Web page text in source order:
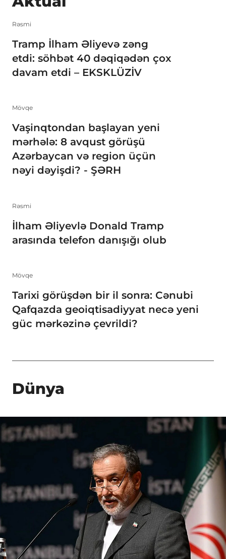
Rəsmi
Tramp İlham Əliyevə zəng
etdi: söhbət 40 dəqiqədən çox
davam etdi – EKSKLÜZİV
Mövqe
Vaşinqtondan başlayan yeni
mərhələ: 8 avqust görüşü
Azərbaycan və region üçün
nəyi dəyişdi? - ŞƏRH
Rəsmi
İlham Əliyevlə Donald Tramp
arasında telefon danışığı olub
Mövqe
Tarixi görüşdən bir il sonra: Cənubi
Qafqazda geoiqtisadiyyat necə yeni
güc mərkəzinə çevrildi?
Dünya